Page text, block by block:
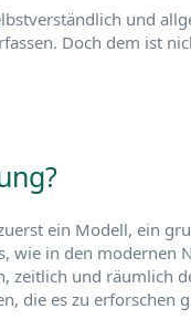
und
Doch dem ist
ein Modell, ein
in den modernen
zeitlich und räumlich
die es zu erforschen